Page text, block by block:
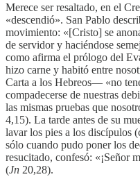
Merece ser resaltado, en el
«descendió». San Pablo
movimiento: «[Cristo] se
de servidor y haciéndose
como afirma el prólogo del
hizo carne y habitó entre
Carta a los Hebreos— «no
compadecerse de nuestras
las mismas pruebas que
4,15). La tarde antes de su
lavar los pies a los discípulos
sólo cuando pudo poner los
resucitado, confesó: «¡Señor
(Jn 20,28).